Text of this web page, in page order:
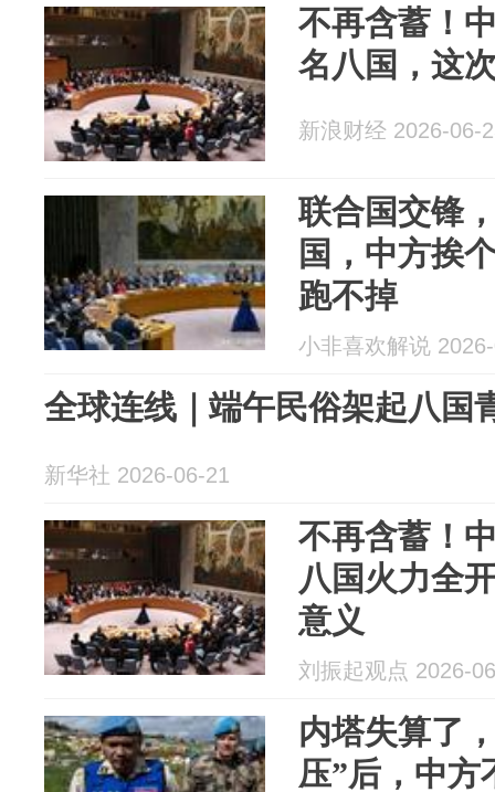
不再含蓄！
名八国，这
新浪财经 2026-06-
联合国交锋
国，中方挨
跑不掉
小非喜欢解说
全球连线｜端午民俗架起八国
新华社 2026-06-21
不再含蓄！
八国火力全
意义
刘振起观点 2026-
内塔失算了
压”后，中方